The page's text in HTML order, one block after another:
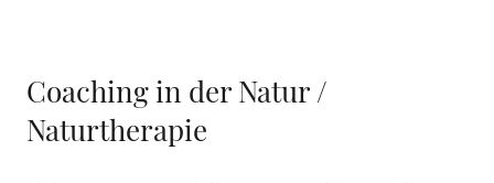
Coaching in der Natur /
Naturtherapie